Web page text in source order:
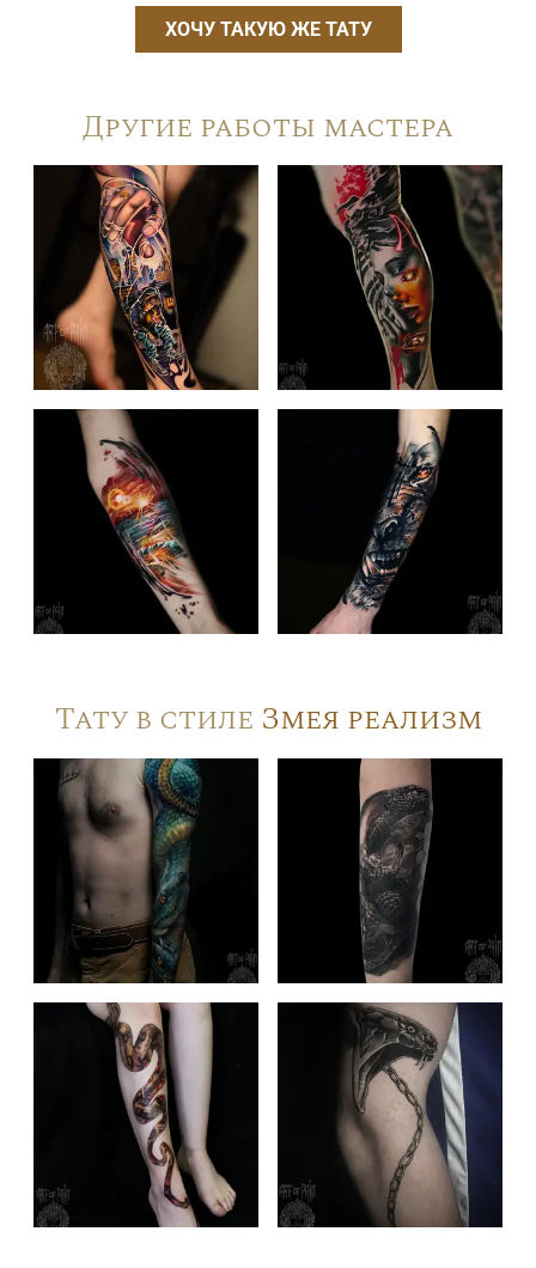
ХОЧУ ТАКУЮ ЖЕ ТАТУ
Другие работы мастера
Тату в стиле Змея реализм